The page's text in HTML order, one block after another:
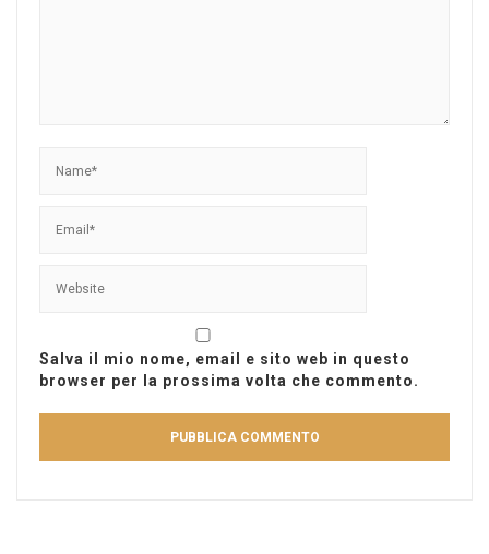
Salva il mio nome, email e sito web in questo
browser per la prossima volta che commento.